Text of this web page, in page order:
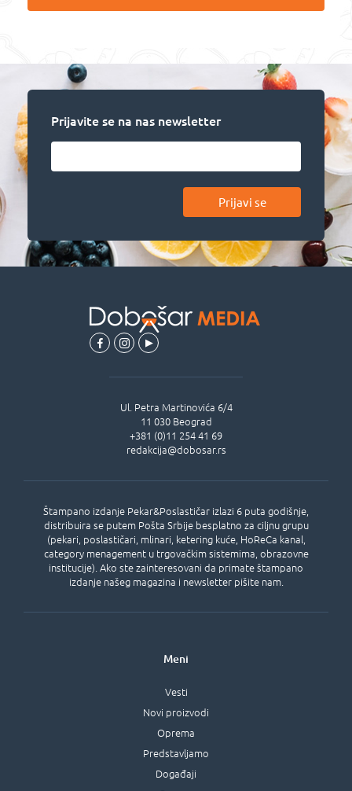
Prijavite se na nas newsletter
Prijavi se
Štampano izdanje Pekar&Poslastičar izlazi 6 puta godišnje,
distribuira se putem Pošta Srbije besplatno za ciljnu grupu
(pekari, poslastičari, mlinari, ketering kuće, HoReCa kanal,
category menagement u trgovačkim sistemima, obrazovne
institucije). Ako ste zainteresovani da primate štampano
izdanje našeg magazina i newsletter pišite nam.
Ul. Petra Martinovića 6/4
11 030 Beograd
+381 (0)11 254 41 69
redakcija@dobosar.rs
Meni
Vesti
Novi proizvodi
Oprema
Predstavljamo
Događaji